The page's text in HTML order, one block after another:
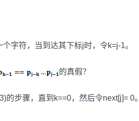
字符，当到达其下标j时，令k=j-1。
的真假？
步骤，直到k==0，然后令next[j]= 0。